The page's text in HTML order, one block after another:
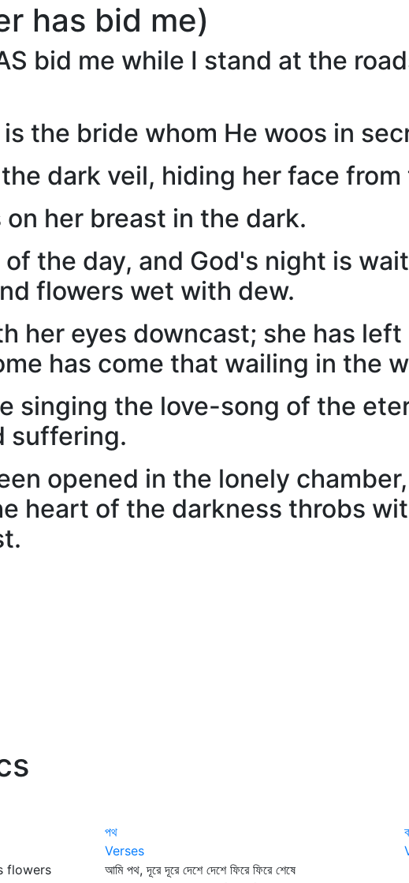
has bid me)
bid me while I stand at the
the bride whom He woos in
dark veil, hiding her face
her breast in the dark.
of the day, and God's night is
flowers wet with dew.
her eyes downcast; she has
has come that wailing in the
singing the love-song of the
suffering.
opened in the lonely
heart of the darkness throbs
flowers
পথ
Verses
আমি পথ, দূরে দূরে দেশে দেশে ফিরে ফিরে শেষে